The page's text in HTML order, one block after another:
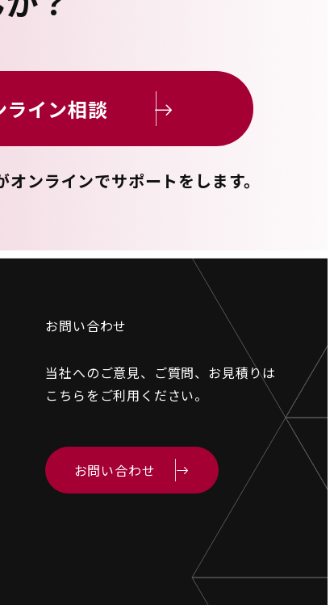
ライン相談
オンラインでサポートをします。
お問い合わせ
当社へのご意見、ご質問、お見積りは
こちらをご利用ください。
お問い合わせ